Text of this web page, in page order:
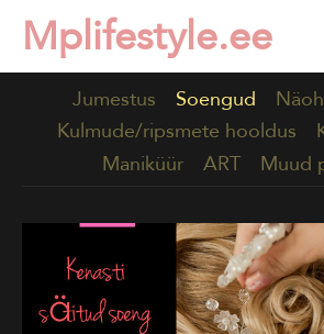
Mplifestyle.ee
Jumestus Soengud
Kulmude/ripsmete hooldus
Maniküür
ART Muud